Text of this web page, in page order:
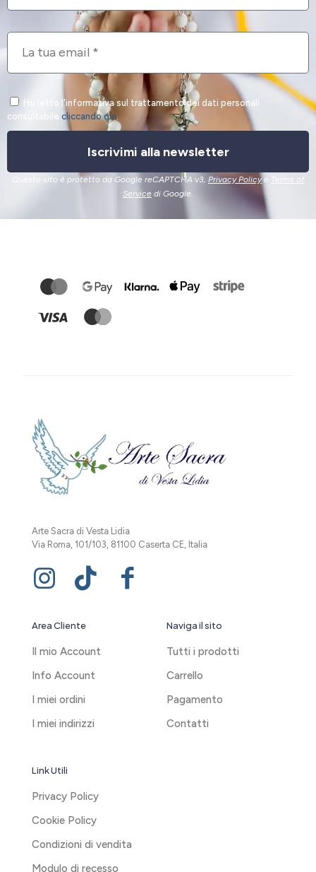
Ho letto l'informativa sul trattamento dei dati personali
consultabile cliccando qui.
Iscrivimi alla newsletter
Questo sito è protetto da Google reCAPTCHA v3, Privacy Policye Terms of
Service di Google.
Arte Sacra di Vesta Lidia
Via Roma, 101/103, 81100 Caserta CE, Italia
Area Cliente
Il mio Account
Info Account
I miei ordini
I miei indirizzi
Naviga il sito
Tutti i prodotti
Carrello
Pagamento
Contatti
Link Utili
Privacy Policy
Cookie Policy
Condizioni di vendita
Modulo di recesso